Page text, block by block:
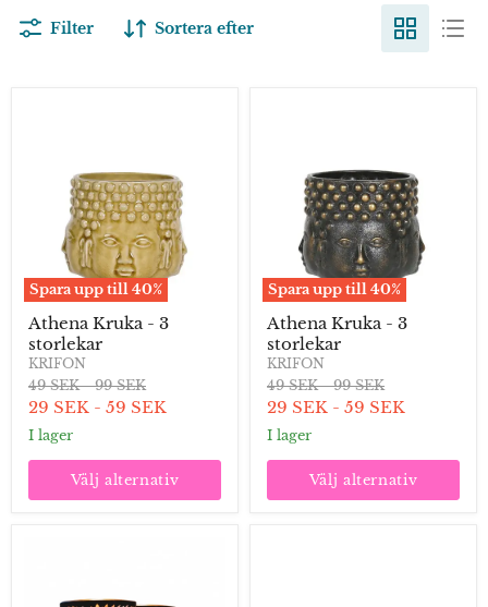
Filter Sortera efter
Spara upp till40%
storlekar
Athena Kruka - 3
storlekar
KRIFON
Ordinarie
pris
49 SEK-Ordinarie
pris
99 SEK
29 SEK - 59 SEK
I lager
Välj alternativ
Spara upp till40%
storlekar
Athena Kruka - 3
storlekar
KRIFON
Ordinarie
pris
49 SEK-Ordinarie
pris
99 SEK
29 SEK - 59 SEK
I lager
Välj alternativ
Rosebronze